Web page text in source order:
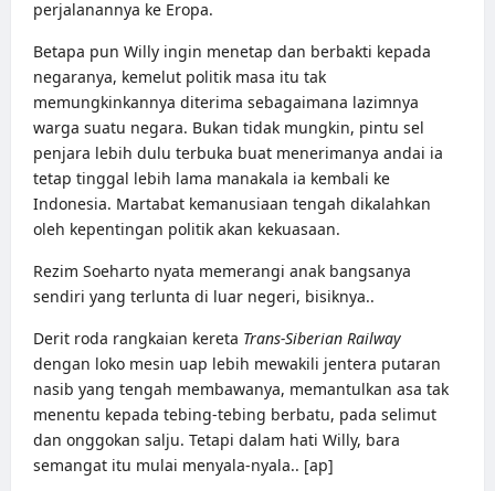
perjalanannya ke Eropa.
Betapa pun Willy ingin menetap dan berbakti kepada
negaranya, kemelut politik masa itu tak
memungkinkannya diterima sebagaimana lazimnya
warga suatu negara. Bukan tidak mungkin, pintu sel
penjara lebih dulu terbuka buat menerimanya andai ia
tetap tinggal lebih lama manakala ia kembali ke
Indonesia. Martabat kemanusiaan tengah dikalahkan
oleh kepentingan politik akan kekuasaan.
Rezim Soeharto nyata memerangi anak bangsanya
sendiri yang terlunta di luar negeri, bisiknya..
Derit roda rangkaian kereta Trans-Siberian Railway
dengan loko mesin uap lebih mewakili jentera putaran
nasib yang tengah membawanya, memantulkan asa tak
menentu kepada tebing-tebing berbatu, pada selimut
dan onggokan salju. Tetapi dalam hati Willy, bara
semangat itu mulai menyala-nyala.. [ap]